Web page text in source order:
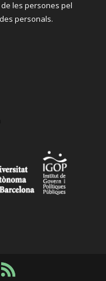
les persones pel
personals.